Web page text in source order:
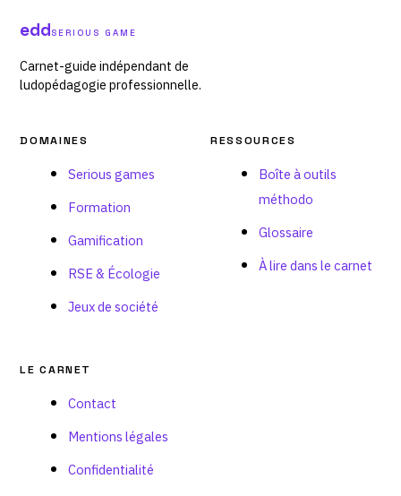
eddSERIOUS GAME
Carnet-guide indépendant de
ludopédagogie professionnelle.
DOMAINES
Serious games
Formation
Gamification
RSE & Écologie
Jeux de société
RESSOURCES
Boîte à outils
méthodo
Glossaire
À lire dans le carnet
LE CARNET
Contact
Mentions légales
Confidentialité